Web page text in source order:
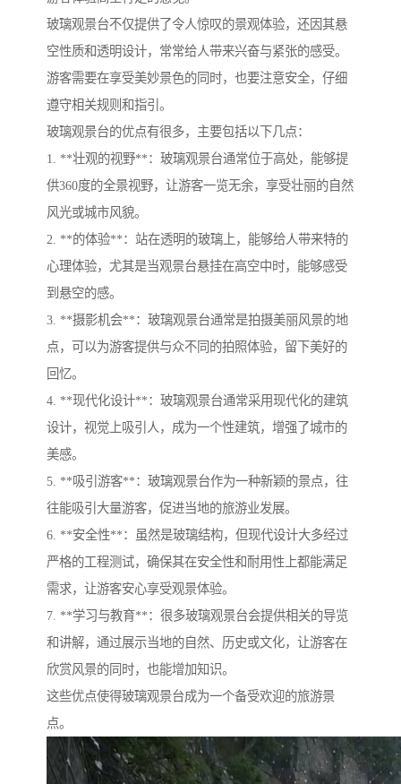
玻璃观景台不仅提供了令人惊叹的景观体验，还因其悬
空性质和透明设计，常常给人带来兴奋与紧张的感受。
游客需要在享受美妙景色的同时，也要注意安全，仔细
遵守相关规则和指引。
玻璃观景台的优点有很多，主要包括以下几点：
1. **壮观的视野**：玻璃观景台通常位于高处，能够提
供360度的全景视野，让游客一览无余，享受壮丽的自然
风光或城市风貌。
2. **的体验**：站在透明的玻璃上，能够给人带来特的
心理体验，尤其是当观景台悬挂在高空中时，能够感受
到悬空的感。
3. **摄影机会**：玻璃观景台通常是拍摄美丽风景的地
点，可以为游客提供与众不同的拍照体验，留下美好的
回忆。
4. **现代化设计**：玻璃观景台通常采用现代化的建筑
设计，视觉上吸引人，成为一个性建筑，增强了城市的
美感。
5. **吸引游客**：玻璃观景台作为一种新颖的景点，往
往能吸引大量游客，促进当地的旅游业发展。
6. **安全性**：虽然是玻璃结构，但现代设计大多经过
严格的工程测试，确保其在安全性和耐用性上都能满足
需求，让游客安心享受观景体验。
7. **学习与教育**：很多玻璃观景台会提供相关的导览
和讲解，通过展示当地的自然、历史或文化，让游客在
欣赏风景的同时，也能增加知识。
这些优点使得玻璃观景台成为一个备受欢迎的旅游景
点。